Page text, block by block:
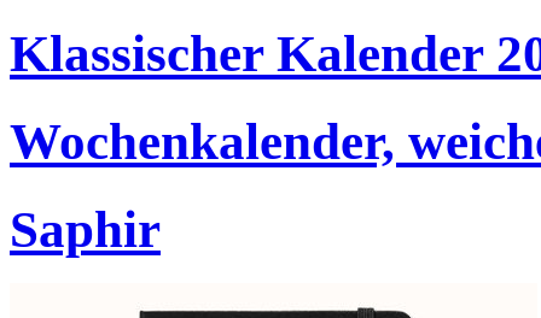
Klassischer Kalender
Wochenkalender,
Saphir